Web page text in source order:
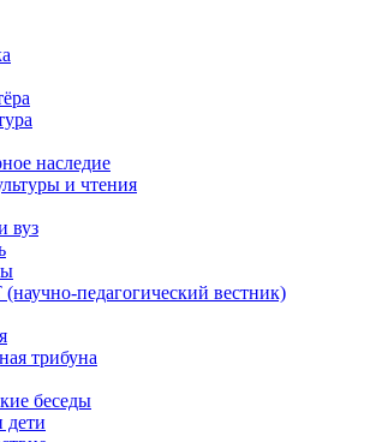
наследие
и чтения
вуз
педагогический вестник)
трибуна
беседы
дети